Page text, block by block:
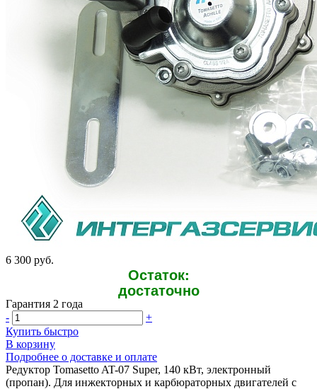
6 300 руб.
Остаток:
достаточно
Гарантия 2 года
-
+
Купить быстро
В корзину
Подробнее о доставке и оплате
Редуктор Tomasetto AT-07 Super, 140 кВт, электронный
(пропан). Для инжекторных и карбюраторных двигателей с